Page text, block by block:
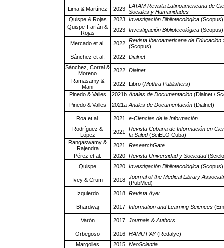
Lima & Martínez 2023 LATAM Revista Latinoamericana de
Sociales y Humanidades
Quispe & Rojas
2023 Investigación Bibliotecológica (Scopus)
Quispe-Farfán &
Rojas
2023 Investigación Bibliotecológica (Scopus)
Mercado et al. 2022 Revista Iberoamericana de Educación
(Scopus)
Sánchez et al.
2022 Dialnet
Sánchez, Corral &
Moreno
2022 Dialnet
Ramasamy &
Mani
2022 Libro (Muthra Publishers)
Pinedo & Valles
2021b Anales de Documentación (Dialnet /
Pinedo & Valles
2021a Anales de Documentación (Dialnet)
Roa et al. 2021
e-Ciencias de la Información
Rodríguez &
López
2021
Revista Cubana de Información en
la Salud(SciELO Cuba)
Rangaswamy &
Rajendra
2021
ResearchGate
Pérez et al.
2020 Revista Universidad y Sociedad
Quispe
2020 Investigación Bibliotecológica (Scopus)
Ivey & Crum 2018 Journal of the Medical Library
(PubMed)
Izquierdo
2018 Revista Ayer
Bhardwaj 2017 Information and Learning Sciences
Varón 2017 Journals & Authors
Orbegoso 2016 HAMUT’AY(Redalyc)
Margolles
2015 NeoScientia